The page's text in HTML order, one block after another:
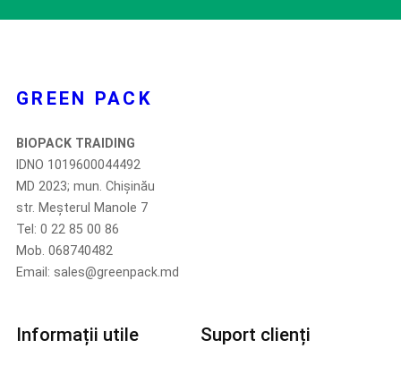
GREEN PACK
BIOPACK TRAIDING
IDNO 1019600044492
MD 2023; mun. Chișinău
str. Meșterul Manole 7
Tel: 0 22 85 00 86
Mob. 068740482
Email: sales@greenpack.md
Informații utile Suport clienți